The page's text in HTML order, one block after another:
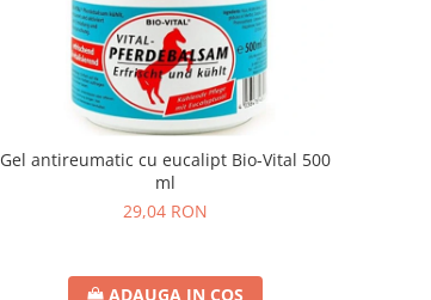
Gel antireumatic cu eucalipt Bio-Vital 500
ml
29,04 RON
ADAUGA IN COS